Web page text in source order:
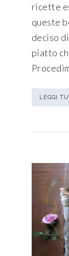
ricette
queste
deciso
piatto
LEGGI